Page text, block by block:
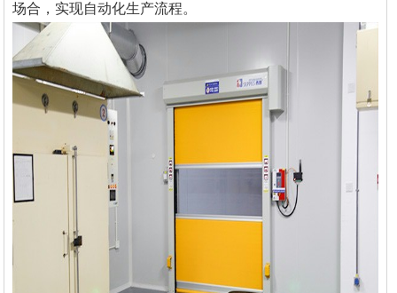
场合，实现自动化生产流程。